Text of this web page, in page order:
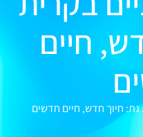
חיים
חיוך חדש, חיים חדשים